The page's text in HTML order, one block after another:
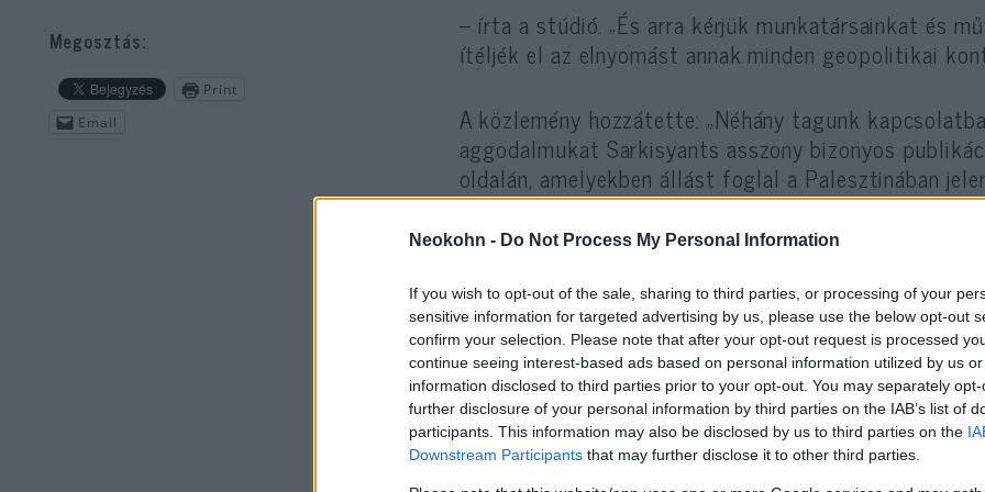
Neokohn - Do Not Process My Personal Information
If you wish to opt-out of the sale, sharing to third parties, or processing of your
sensitive information for targeted advertising by us, please use the below opt-out
confirm your selection. Please note that after your opt-out request is processed
continue seeing interest-based ads based on personal information utilized by us
information disclosed to third parties prior to your opt-out. You may separately
further disclosure of your personal information by third parties on the IAB’s list of
participants. This information may also be disclosed by us to third parties on the
Downstream Participants that may further disclose it to other third parties.
– írta a stúdió. „És arra kérjük munkatársainkat és
ítéljék el az elnyomást annak minden geopolitikai
A közlemény hozzátette: „Néhány tagunk
aggodalmukat Sarkisyants asszony bizonyos
oldalán, amelyekben állást foglal a Palesztinában
kapcsolatban”.
Az orosz-izraeli művésznő a Jewish Chronicle-nek
érkeztek a közösségi médiában közzétett bejegyzései
„Azt mondták, helytelen, hogy támogatom
– mondta. Hozzátette, hogy felajánlotta, hogy nem
Megosztás:
Print
Email